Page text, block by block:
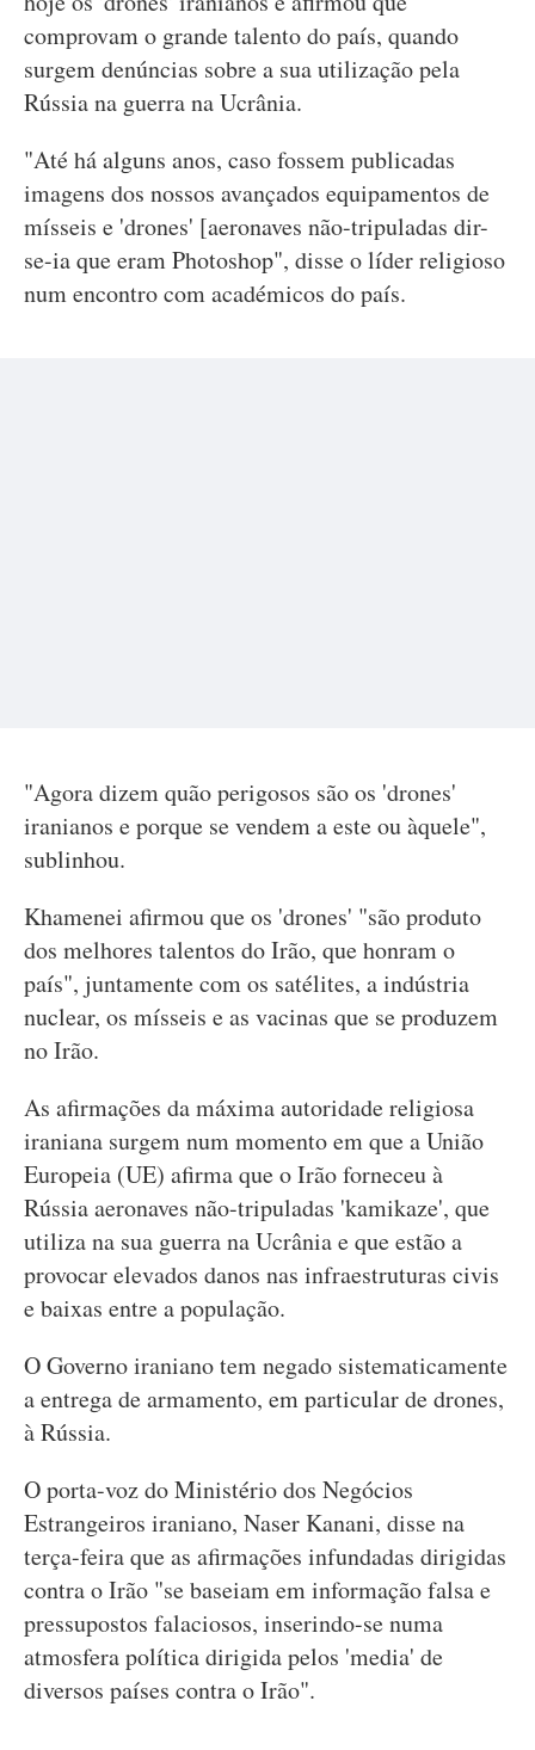
comprovam o grande talento do país, quando
surgem denúncias sobre a sua utilização pela
Rússia na guerra na Ucrânia.
"Até há alguns anos, caso fossem publicadas
imagens dos nossos avançados equipamentos de
mísseis e 'drones' [aeronaves não-tripuladas dir-
se-ia que eram Photoshop", disse o líder religioso
num encontro com académicos do país.
"Agora dizem quão perigosos são os 'drones'
iranianos e porque se vendem a este ou àquele",
sublinhou.
Khamenei afirmou que os 'drones' "são produto
dos melhores talentos do Irão, que honram o
país", juntamente com os satélites, a indústria
nuclear, os mísseis e as vacinas que se produzem
no Irão.
As afirmações da máxima autoridade religiosa
iraniana surgem num momento em que a União
Europeia (UE) afirma que o Irão forneceu à
Rússia aeronaves não-tripuladas 'kamikaze', que
utiliza na sua guerra na Ucrânia e que estão a
provocar elevados danos nas infraestruturas civis
e baixas entre a população.
O Governo iraniano tem negado sistematicamente
a entrega de armamento, em particular de drones,
à Rússia.
O porta-voz do Ministério dos Negócios
Estrangeiros iraniano, Naser Kanani, disse na
terça-feira que as afirmações infundadas dirigidas
contra o Irão "se baseiam em informação falsa e
pressupostos falaciosos, inserindo-se numa
atmosfera política dirigida pelos 'media' de
diversos países contra o Irão".